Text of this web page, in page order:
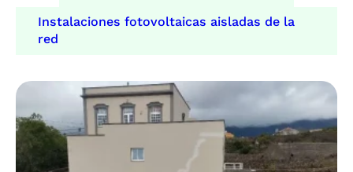
Instalaciones fotovoltaicas aisladas de la
red